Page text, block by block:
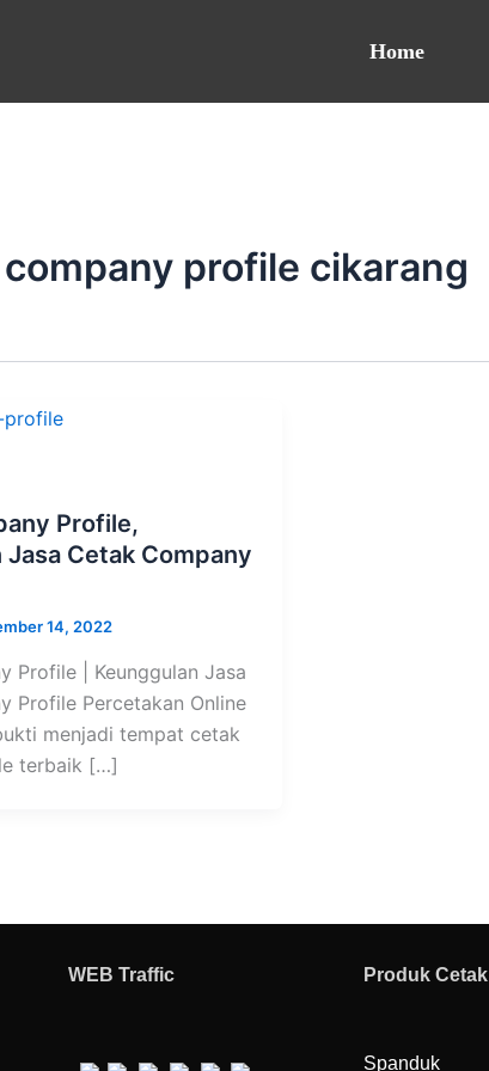
Home
profile cikarang
Profile,
Jasa Cetak Company
14, 2022
Profile | Keunggulan Jasa
Profile Percetakan Online
menjadi tempat cetak
terbaik […]
WEB Traffic Produk Cetak
Spanduk